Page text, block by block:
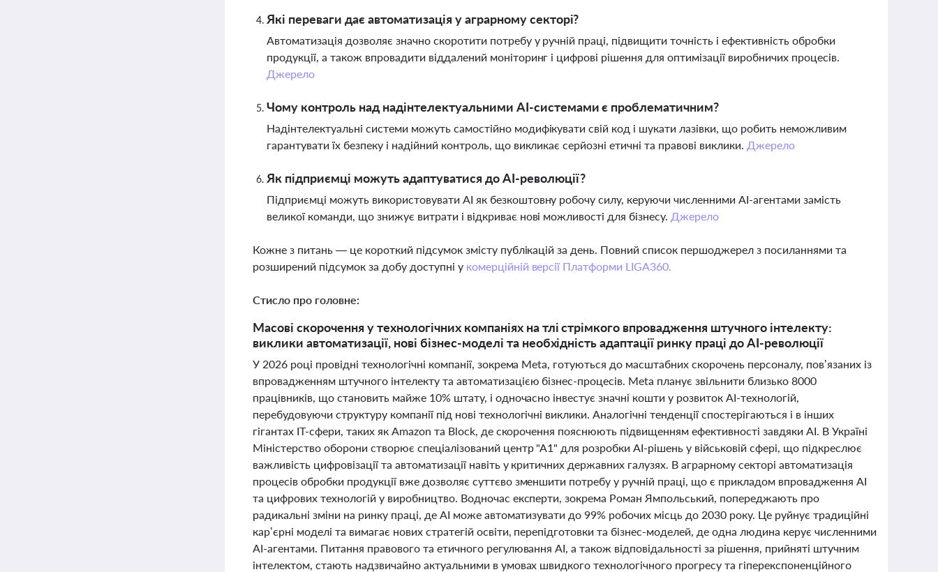
Які переваги дає автоматизація у аграрному секторі?
Автоматизація дозволяє значно скоротити потребу у ручній праці, підвищити точність і ефективність обробки
продукції, а також впровадити віддалений моніторинг і цифрові рішення для оптимізації виробничих процесів.
Джерело
Чому контроль над надінтелектуальними AI-системами є проблематичним?
Надінтелектуальні системи можуть самостійно модифікувати свій код і шукати лазівки, що робить неможливим
гарантувати їх безпеку і надійний контроль, що викликає серйозні етичні та правові виклики. Джерело
Як підприємці можуть адаптуватися до AI-революції?
Підприємці можуть використовувати AI як безкоштовну робочу силу, керуючи численними AI-агентами замість
великої команди, що знижує витрати і відкриває нові можливості для бізнесу. Джерело
Кожне з питань — це короткий підсумок змісту публікацій за день. Повний список першоджерел з посиланнями та
розширений підсумок за добу доступні у комерційній версії Платформи LIGA360.
Стисло про головне:
Масові скорочення у технологічних компаніях на тлі стрімкого впровадження штучного інтелекту:
виклики автоматизації, нові бізнес-моделі та необхідність адаптації ринку праці до AI-революції
У 2026 році провідні технологічні компанії, зокрема Meta, готуються до масштабних скорочень персоналу, пов’язаних із
впровадженням штучного інтелекту та автоматизацією бізнес-процесів. Meta планує звільнити близько 8000
працівників, що становить майже 10% штату, і одночасно інвестує значні кошти у розвиток AI-технологій,
перебудовуючи структуру компанії під нові технологічні виклики. Аналогічні тенденції спостерігаються і в інших
гігантах IT-сфери, таких як Amazon та Block, де скорочення пояснюють підвищенням ефективності завдяки AI. В Україні
Міністерство оборони створює спеціалізований центр "А1" для розробки AI-рішень у військовій сфері, що підкреслює
важливість цифровізації та автоматизації навіть у критичних державних галузях. В аграрному секторі автоматизація
процесів обробки продукції вже дозволяє суттєво зменшити потребу у ручній праці, що є прикладом впровадження AI
та цифрових технологій у виробництво. Водночас експерти, зокрема Роман Ямпольський, попереджають про
радикальні зміни на ринку праці, де AI може автоматизувати до 99% робочих місць до 2030 року. Це руйнує традиційні
кар’єрні моделі та вимагає нових стратегій освіти, перепідготовки та бізнес-моделей, де одна людина керує численними
AI-агентами. Питання правового та етичного регулювання AI, а також відповідальності за рішення, прийняті штучним
інтелектом, стають надзвичайно актуальними в умовах швидкого технологічного прогресу та гіперекспоненційного